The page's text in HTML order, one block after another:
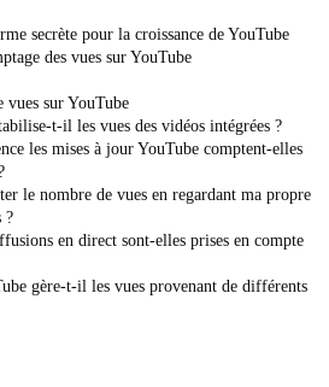
secrète pour la croissance de YouTube
des vues sur YouTube
sur YouTube
t-il les vues des vidéos intégrées ?
les mises à jour YouTube comptent-elles
le nombre de vues en regardant ma propre
?
en direct sont-elles prises en compte
gère-t-il les vues provenant de différents